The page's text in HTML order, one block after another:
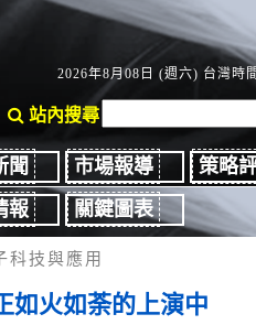
2026年8月08日 (週六) 台灣時
站內搜尋
聞 市場報導
策略
報
關鍵圖表
科技與應用
如火如荼的上演中